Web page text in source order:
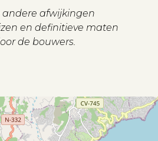
andere afwijkingen
en definitieve maten
de bouwers.